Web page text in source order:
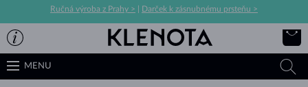
Ručná výroba z Prahy > Darček k zásnubnému prsteňu >
MENU